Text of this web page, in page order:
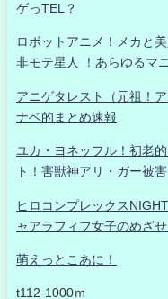
ゲっTEL？
ロボットアニメ！メカと
非モテ星人 ！あらゆるマ
アニゲタレスト（元祖！
ナベ的まとめ速報
ユカ・ヨネッフル！初老
ト！害獣神アリ・ガー被
ヒロコンプレックス
ャアラフィフ女子のめざ
萌えっとこあに！
t112-1000ｍ